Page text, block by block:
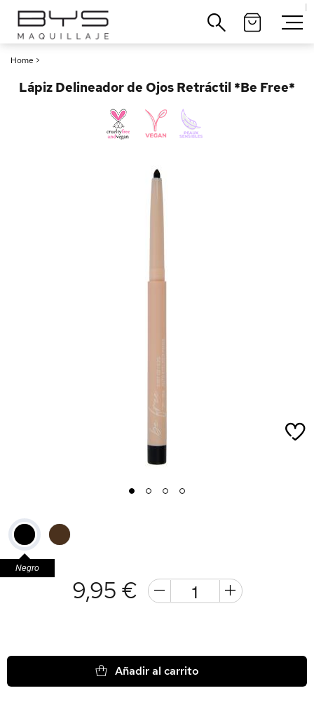
|
Home >
Lápiz Delineador de Ojos Retráctil *Be Free*
1 2 3 4
9,95 €
Añadir al carrito
Cerrar
Negro